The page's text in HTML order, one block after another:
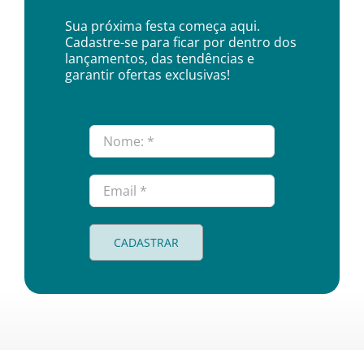
Sua próxima festa começa aqui.
Cadastre-se para ficar por dentro dos
lançamentos, das tendências e
garantir ofertas exclusivas!
CADASTRAR